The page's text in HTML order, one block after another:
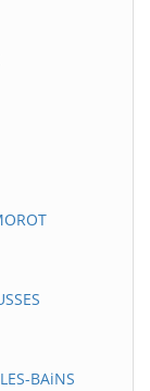
BAiNS